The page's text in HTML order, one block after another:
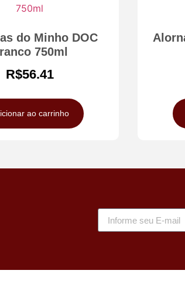
do Minho DOC
750ml
R$56.41
ao carrinho